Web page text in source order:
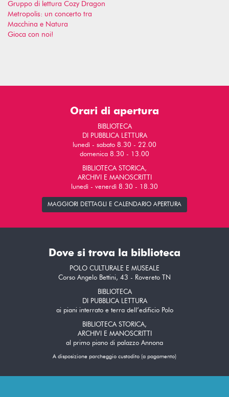
Gruppo di lettura Cozy Dragon
Metropolis: un concerto tra
Macchina e Natura
Gioca con noi!
Orari di apertura
BIBLIOTECA
DI PUBBLICA LETTURA
lunedì - sabato 8.30 - 22.00
domenica 8.30 - 13.00
BIBLIOTECA STORICA,
ARCHIVI E MANOSCRITTI
lunedì - venerdì 8.30 - 18.30
MAGGIORI DETTAGLI E CALENDARIO APERTURA
Dove si trova la biblioteca
POLO CULTURALE E MUSEALE
Corso Angelo Bettini, 43 - Rovereto TN
BIBLIOTECA
DI PUBBLICA LETTURA
ai piani interrato e terra dell’edificio Polo
BIBLIOTECA STORICA,
ARCHIVI E MANOSCRITTI
al primo piano di palazzo Annona
A disposizione parcheggio custodito (a pagamento)